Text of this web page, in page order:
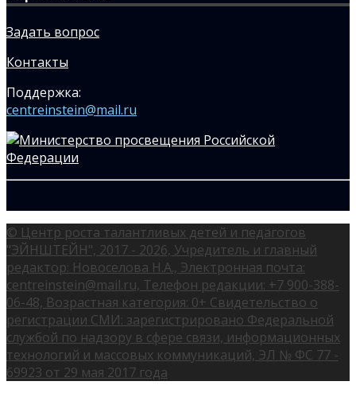
Задать вопрос
Контакты
Поддержка:
centreinstein@mail.ru
© Центр роста талантливых детей и педагогов
"ЭЙНШТЕЙН", 2017 - 2026, Учредитель и главный
редактор: Новоселова Н.А., Электронная почта:
centreinstein@mail.ru, Телефон редакции: +7 900-388-
06-48, Возрастная категория: 0+ Свидетельство о
регистрации СМИ: зарегистрировано Федеральной
службой по надзору в сфере связи, информационных
технологий и массовых коммуникаций, ЭЛ № ФС 77 -
69923 от 29 мая 2017 года